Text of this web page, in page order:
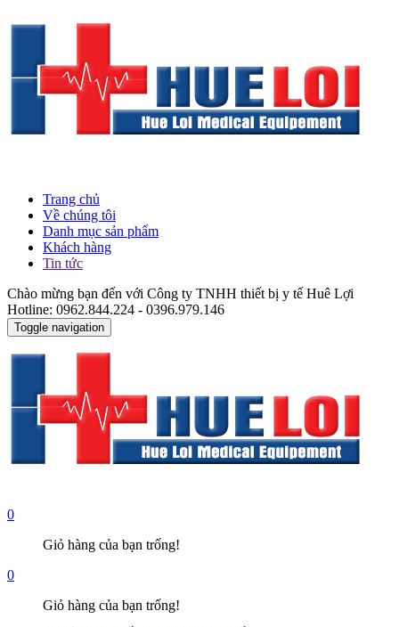
Trang chủ
Về chúng tôi
Danh mục sản phẩm
Khách hàng
Tin tức
Chào mừng bạn đến với Công ty TNHH thiết bị y tế Huê Lợi
Hotline: 0962.844.224 - 0396.979.146
Toggle navigation
0
Giỏ hàng của bạn trống!
0
Giỏ hàng của bạn trống!